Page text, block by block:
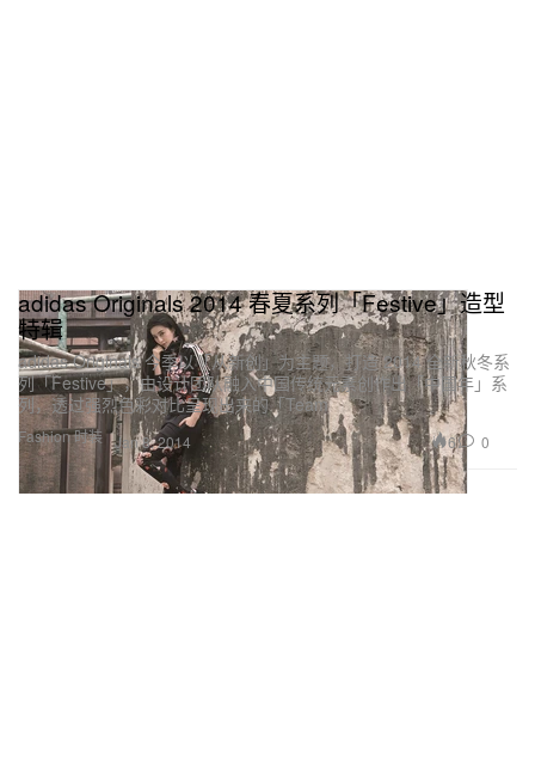
Fashion 时装
adidas Originals 2014 春夏系列「Festive」造型
特辑
adidas Originals 今季以「从新创」为主题，打造 2014 全新秋冬系
列「Festive」，由设计团队融入中国传统元素创作出「中国年」系
列，透过强烈色彩对比呈现出来的「Team
Jan 8, 2014 6 0